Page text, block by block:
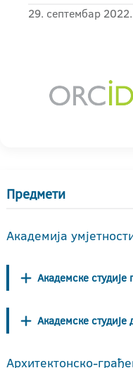
29. септембар 2022.
Предмети
Академија
Академске студије
Академске студије
Архитектонско-